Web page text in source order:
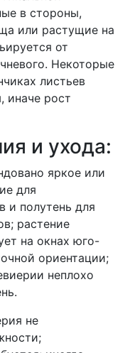
в стороны,
или растущие на
от
Некоторые
листьев
иначе рост
и ухода:
яркое или
для
и полутень для
растение
на окнах юго-
ориентации;
неплохо
не